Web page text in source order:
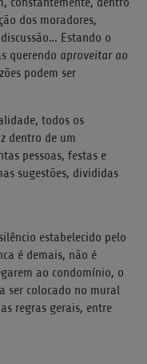
dos moradores,
Estando o
querendo aproveitar ao
podem ser
todos os
dentro de um
pessoas, festas e
sugestões, divididas
estabelecido pelo
é demais, não é
ao condomínio, o
ser colocado no mural
regras gerais, entre